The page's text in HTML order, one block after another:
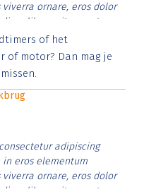
ornare, eros dolor
libero vitae erat.
id rutrum lorem
risus tristique posuere.
of het
of motor? Dan mag je
adipiscing
in eros elementum
ornare, eros dolor
libero vitae erat.